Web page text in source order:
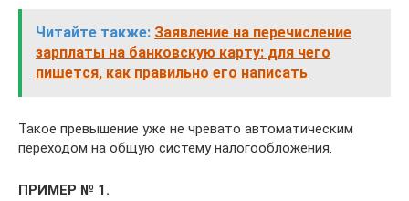
Читайте также: Заявление на перечисление
зарплаты на банковскую карту: для чего
пишется, как правильно его написать
Такое превышение уже не чревато автоматическим
переходом на общую систему налогообложения.
ПРИМЕР № 1.